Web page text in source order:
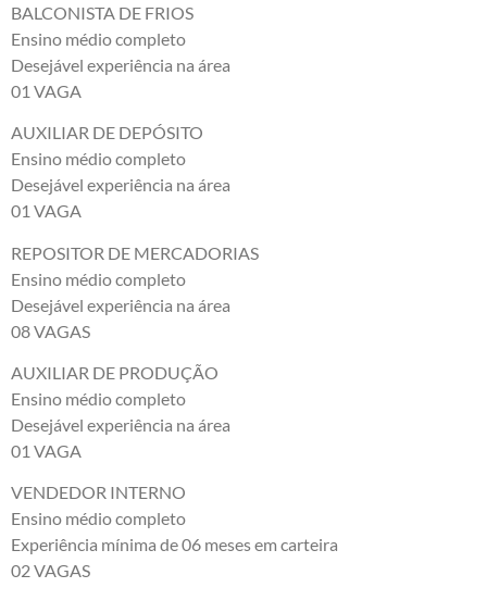
BALCONISTA DE FRIOS
Ensino médio completo
Desejável experiência na área
01 VAGA
AUXILIAR DE DEPÓSITO
Ensino médio completo
Desejável experiência na área
01 VAGA
REPOSITOR DE MERCADORIAS
Ensino médio completo
Desejável experiência na área
08 VAGAS
AUXILIAR DE PRODUÇÃO
Ensino médio completo
Desejável experiência na área
01 VAGA
VENDEDOR INTERNO
Ensino médio completo
Experiência mínima de 06 meses em carteira
02 VAGAS